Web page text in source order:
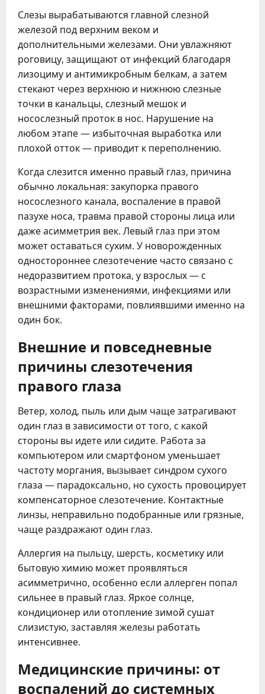
Слезы вырабатываются главной слезной
железой под верхним веком и
дополнительными железами. Они увлажняют
роговицу, защищают от инфекций благодаря
лизоциму и антимикробным белкам, а затем
стекают через верхнюю и нижнюю слезные
точки в канальцы, слезный мешок и
носослезный проток в нос. Нарушение на
любом этапе — избыточная выработка или
плохой отток — приводит к переполнению.
Когда слезится именно правый глаз, причина
обычно локальная: закупорка правого
носослезного канала, воспаление в правой
пазухе носа, травма правой стороны лица или
даже асимметрия век. Левый глаз при этом
может оставаться сухим. У новорожденных
одностороннее слезотечение часто связано с
недоразвитием протока, у взрослых — с
возрастными изменениями, инфекциями или
внешними факторами, повлиявшими именно на
один бок.
Внешние и повседневные
причины слезотечения
правого глаза
Ветер, холод, пыль или дым чаще затрагивают
один глаз в зависимости от того, с какой
стороны вы идете или сидите. Работа за
компьютером или смартфоном уменьшает
частоту моргания, вызывает синдром сухого
глаза — парадоксально, но сухость провоцирует
компенсаторное слезотечение. Контактные
линзы, неправильно подобранные или грязные,
чаще раздражают один глаз.
Аллергия на пыльцу, шерсть, косметику или
бытовую химию может проявляться
асимметрично, особенно если аллерген попал
сильнее в правый глаз. Яркое солнце,
кондиционер или отопление зимой сушат
слизистую, заставляя железы работать
интенсивнее.
Медицинские причины: от
воспалений до системных